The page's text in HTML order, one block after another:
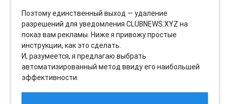
Поэтому единственный выход — удаление
разрешений для уведомления CLUBNEWS.XYZ на
показ вам рекламы. Ниже я привожу простые
инструкции, как это сделать.
И, разумеется, я предлагаю выбрать
автоматизированный метод ввиду его наибольшей
эффективности.